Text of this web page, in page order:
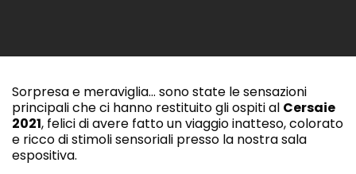
Sorpresa e meraviglia... sono state le sensazioni
principali che ci hanno restituito gli ospiti al Cersaie
2021, felici di avere fatto un viaggio inatteso, colorato
e ricco di stimoli sensoriali presso la nostra sala
espositiva.